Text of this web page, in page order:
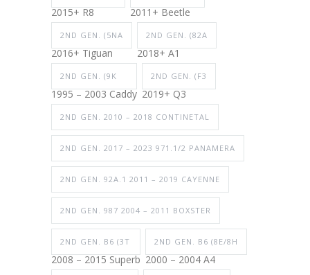
2015+ R8 2011+ Beetle
2ND GEN. (5NA
2016+ Tiguan
2ND GEN. (82A
2018+ A1
2ND GEN. (9K
1995 – 2003 Caddy
2ND GEN. (F3
2019+ Q3
2ND GEN. 2010 – 2018 CONTINETAL
2ND GEN. 2017 – 2023 971.1/2 PANAMERA
2ND GEN. 92A.1 2011 – 2019 CAYENNE
2ND GEN. 987 2004 – 2011 BOXSTER
2ND GEN. B6 (3T
2008 – 2015 Superb
2ND GEN. B6 (8E/8H
2000 – 2004 A4